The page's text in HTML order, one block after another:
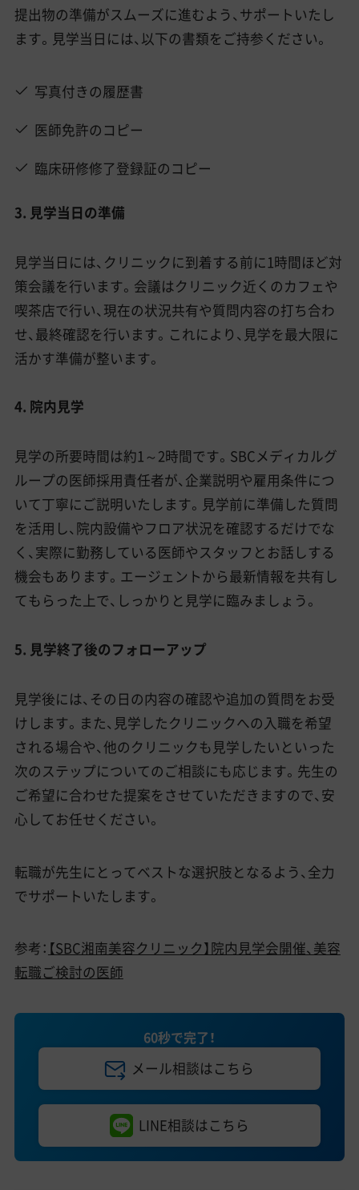
提出物の準備がスムーズに進むよう、サポートいたし
ます。見学当日には、以下の書類をご持参ください。
写真付きの履歴書
医師免許のコピー
臨床研修修了登録証のコピー
3. 見学当日の準備
見学当日には、クリニックに到着する前に1時間ほど対
策会議を行います。会議はクリニック近くのカフェや
喫茶店で行い、現在の状況共有や質問内容の打ち合わ
せ、最終確認を行います。これにより、見学を最大限に
活かす準備が整います。
4. 院内見学
見学の所要時間は約1～2時間です。SBCメディカルグ
ループの医師採用責任者が、企業説明や雇用条件につ
いて丁寧にご説明いたします。見学前に準備した質問
を活用し、院内設備やフロア状況を確認するだけでな
く、実際に勤務している医師やスタッフとお話しする
機会もあります。エージェントから最新情報を共有し
てもらった上で、しっかりと見学に臨みましょう。
5. 見学終了後のフォローアップ
見学後には、その日の内容の確認や追加の質問をお受
けします。また、見学したクリニックへの入職を希望
される場合や、他のクリニックも見学したいといった
次のステップについてのご相談にも応じます。先生の
ご希望に合わせた提案をさせていただきますので、安
心してお任せください。
転職が先生にとってベストな選択肢となるよう、全力
でサポートいたします。
参考： 【SBC湘南美容クリニック】院内見学会開催、美容
転職ご検討の医師
60秒で完了！
メール相談はこちら
LINE相談はこちら